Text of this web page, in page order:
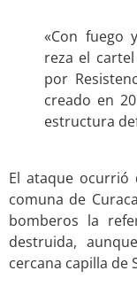
«Con fuego
reza el
por
creado en
estructura
El ataque ocurrió
comuna de
bomberos la
destruida,
cercana capilla de